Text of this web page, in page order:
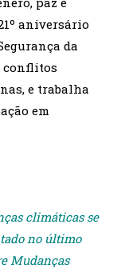
aniversário
da
conflitos
e trabalha
em
climáticas se
no último
Mudanças